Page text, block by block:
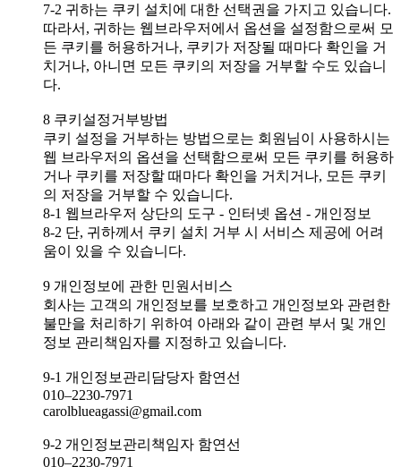
7-2 귀하는 쿠키 설치에 대한 선택권을 가지고 있습니다.
따라서, 귀하는 웹브라우저에서 옵션을 설정함으로써 모
든 쿠키를 허용하거나, 쿠키가 저장될 때마다 확인을 거
치거나, 아니면 모든 쿠키의 저장을 거부할 수도 있습니
다.
8 쿠키설정거부방법
쿠키 설정을 거부하는 방법으로는 회원님이 사용하시는
웹 브라우저의 옵션을 선택함으로써 모든 쿠키를 허용하
거나 쿠키를 저장할 때마다 확인을 거치거나, 모든 쿠키
의 저장을 거부할 수 있습니다.
8-1 웹브라우저 상단의 도구 - 인터넷 옵션 - 개인정보
8-2 단, 귀하께서 쿠키 설치 거부 시 서비스 제공에 어려
움이 있을 수 있습니다.
9 개인정보에 관한 민원서비스
회사는 고객의 개인정보를 보호하고 개인정보와 관련한
불만을 처리하기 위하여 아래와 같이 관련 부서 및 개인
정보 관리책임자를 지정하고 있습니다.
9-1 개인정보관리담당자 함연선
010–2230-7971
carolblueagassi@gmail.com
9-2 개인정보관리책임자 함연선
010–2230-7971